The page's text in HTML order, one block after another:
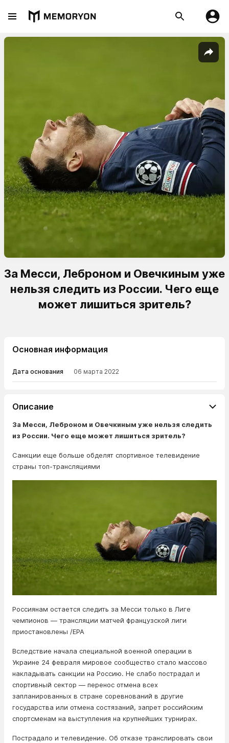
За Месси, Леброном и Овечкиным уже
нельзя следить из России. Чего еще
может лишиться зритель?
Основная информация
Дата основания 06 марта 2022
Описание
За Месси, Леброном и Овечкиным уже нельзя следить
из России. Чего еще может лишиться зритель?
Санкции еще больше обделят спортивное телевидение
страны топ-трансляциями
Россиянам остается следить за Месси только в Лиге
чемпионов — трансляции матчей французской лиги
приостановлены /EPA
Вследствие начала специальной военной операции в
Украине 24 февраля мировое сообщество стало массово
накладывать санкции на Россию. Не слабо пострадал и
спортивный сектор — перенос отмена всех
запланированных в стране соревнований в другие
государства или отмена состязаний, запрет российским
спортсменам на выступления на крупнейших турнирах.
Пострадало и телевидение. Об отказе транслировать свои